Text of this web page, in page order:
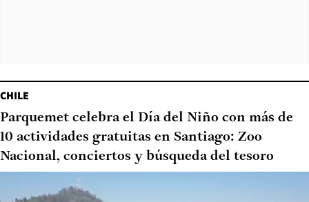
CHILE
Parquemet celebra el Día del Niño con más de
10 actividades gratuitas en Santiago: Zoo
Nacional, conciertos y búsqueda del tesoro